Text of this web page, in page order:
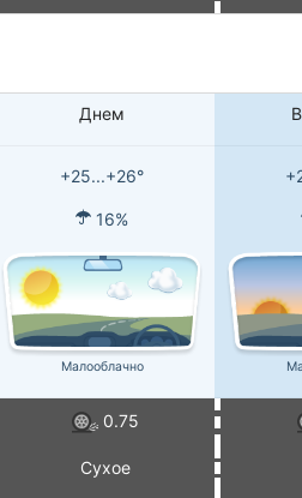
Днем
+25...+26°
16%
Малооблачно
0.75
Сухое